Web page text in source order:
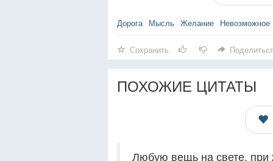
Дорога Мысль Желание Невозможное
Сохранить Поделиться
ПОХОЖИЕ ЦИТАТЫ
Любую вещь на свете, при